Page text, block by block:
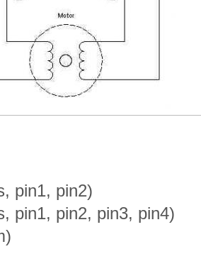
pin1, pin2)
pin1, pin2, pin3, pin4)